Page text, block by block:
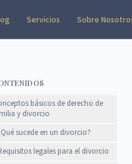
Servicios Sobre
básicos de derecho de
y divorcio
sucede en un divorcio?
legales para el divorcio